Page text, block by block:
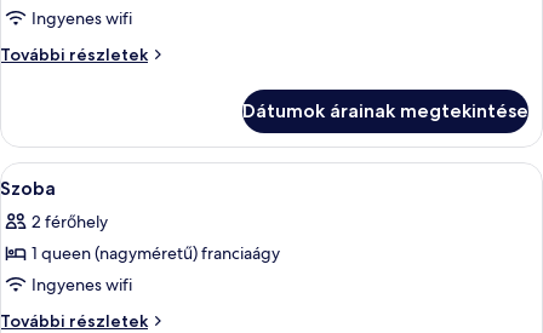
King
Bathtub
Ingyenes wifi
További részletek
Premium
további
részletei
Dátumok árainak megtekintése
A
következő
szoba
összes
képének
megtekintése:
Egy szállodai szoba, amelyben egy
4
Szoba
2 férőhely
1 queen (nagyméretű) franciaágy
Ingyenes wifi
További részletek
Szoba